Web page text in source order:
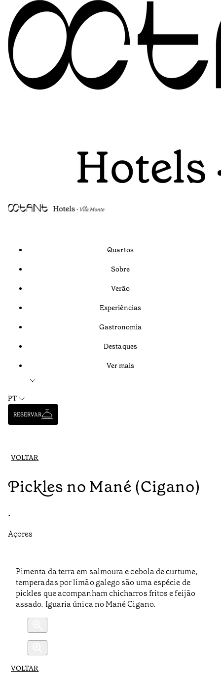
Quartos
Sobre
Verão
Experiências
Gastronomia
Destaques
Ver mais
PT
RESERVAR
VOLTAR
Pickles no Mané (Cigano)
•
Açores
Pimenta da terra em salmoura e cebola de curtume,
temperadas por limão galego são uma espécie de
pickles que acompanham chicharros fritos e feijão
assado. Iguaria única no Mané Cigano.
VOLTAR